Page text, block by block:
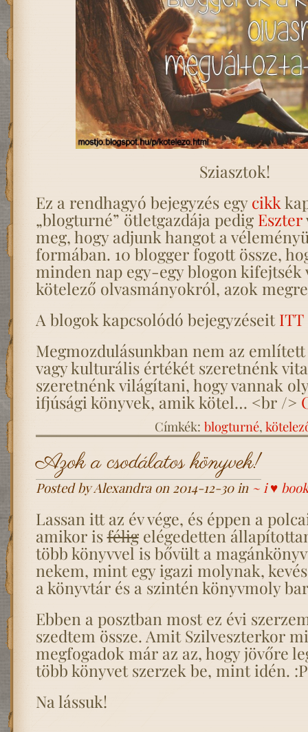
Sziasztok!
Ez a rendhagyó bejegyzés egycikk
„blogturné” ötletgazdája pedig Eszter
meg, hogy adjunk hangot a
formában. 10 blogger fogott össze,
minden nap egy-egy blogon kifejtsék
kötelező olvasmányokról, azok
A blogok kapcsolódó bejegyzéseitITT
Megmozdulásunkban nem az
vagy kulturális értékét szeretnénk
szeretnénk világítani, hogy vannak
ifjúsági könyvek, amik kötel… <br />
Címkék: blogturné,
Azok a csodálatos könyvek!
Posted by Alexandra on 2014-12-30 in ~ i ♥
Lassan itt az év vége, és éppen a
amikor isféligelégedetten
több könyvvel is bővült a
nekem, mint egy igazi molynak,
a könyvtár és a szintén könyvmoly
Ebben a posztban most ez évi
szedtem össze. Amit Szilveszterkor
megfogadok már az az, hogy jövőre
több könyvet szerzek be, mint idén. :P
Na lássuk!